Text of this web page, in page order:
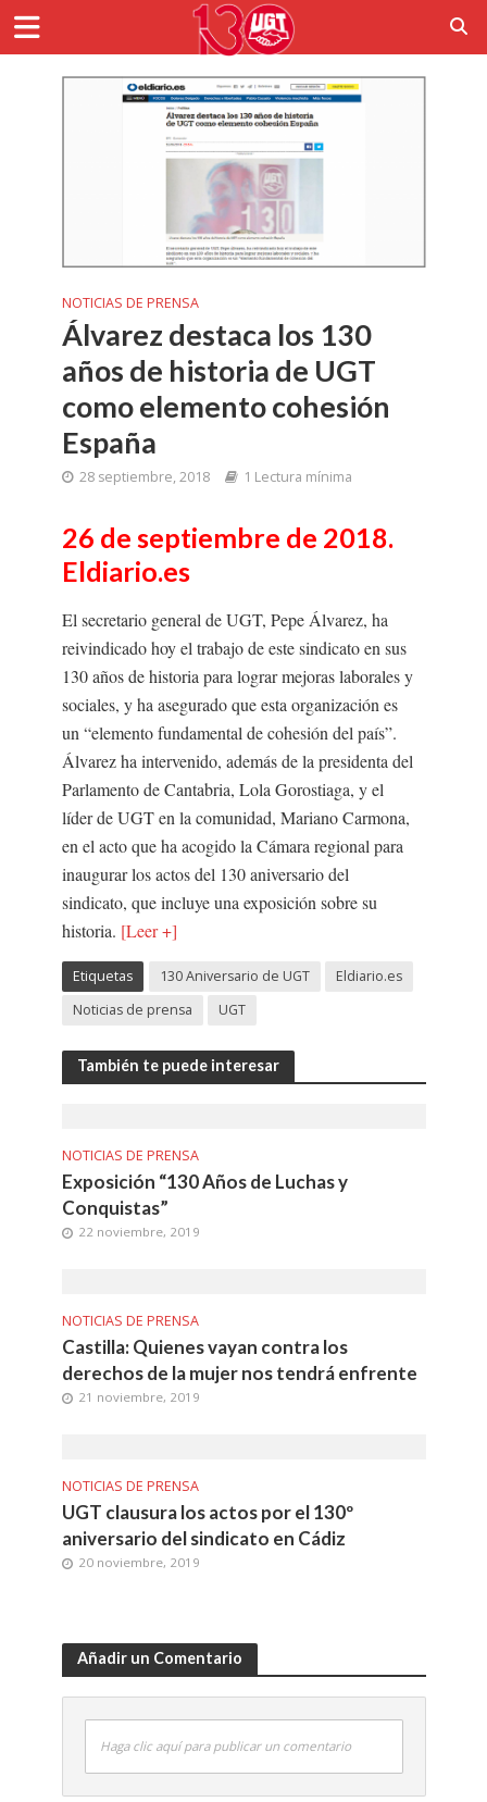
NOTICIAS DE PRENSA
Álvarez destaca los 130
años de historia de UGT
como elemento cohesión
España
28 septiembre, 2018 1 Lectura mínima
26 de septiembre de 2018.
Eldiario.es
El secretario general de UGT, Pepe Álvarez, ha
reivindicado hoy el trabajo de este sindicato en sus
130 años de historia para lograr mejoras laborales y
sociales, y ha asegurado que esta organización es
un “elemento fundamental de cohesión del país”.
Álvarez ha intervenido, además de la presidenta del
Parlamento de Cantabria, Lola Gorostiaga, y el
líder de UGT en la comunidad, Mariano Carmona,
en el acto que ha acogido la Cámara regional para
inaugurar los actos del 130 aniversario del
sindicato, que incluye una exposición sobre su
historia. [Leer +]
Etiquetas 130 Aniversario de UGT
Eldiario.es
Noticias de prensa
UGT
También te puede interesar
NOTICIAS DE PRENSA
Exposición “130 Años de Luchas y
Conquistas”
22 noviembre, 2019
NOTICIAS DE PRENSA
Castilla: Quienes vayan contra los
derechos de la mujer nos tendrá enfrente
21 noviembre, 2019
NOTICIAS DE PRENSA
UGT clausura los actos por el 130º
aniversario del sindicato en Cádiz
20 noviembre, 2019
Añadir un Comentario
Haga clic aquí para publicar un comentario